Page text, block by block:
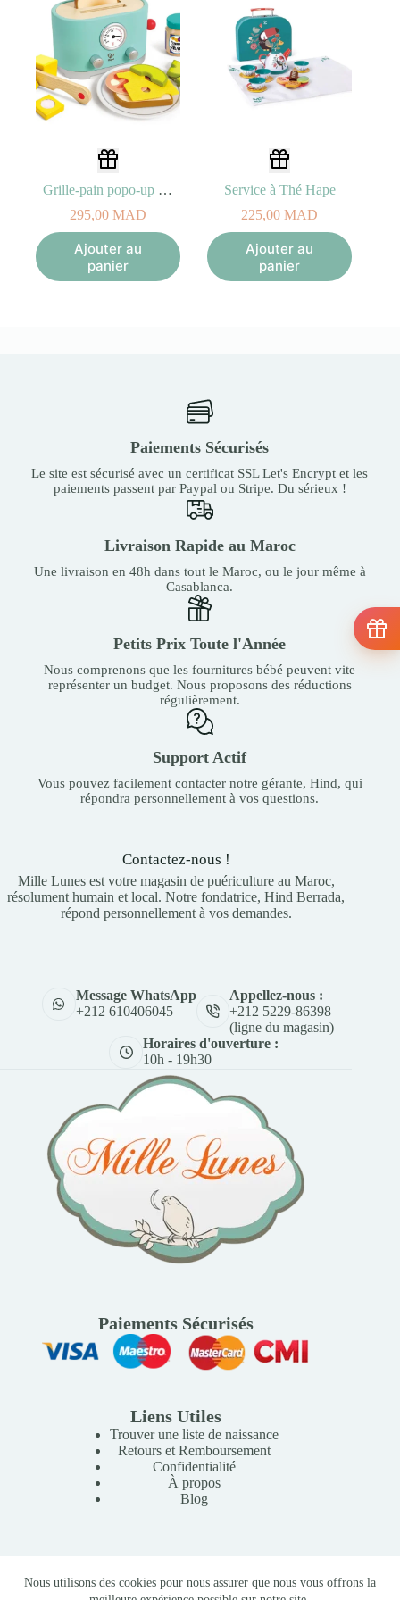
Nous utilisons des cookies pour nous assurer que nous vous offrons la
Grille-pain popo-up « Ding »
295,00 MAD
Ajouter au
panier
Service à Thé Hape
225,00 MAD
Ajouter au
panier
Paiements Sécurisés
Le site est sécurisé avec un certificat SSL Let's Encrypt et les
paiements passent par Paypal ou Stripe. Du sérieux !
Livraison Rapide au Maroc
Une livraison en 48h dans tout le Maroc, ou le jour même à
Casablanca.
Petits Prix Toute l'Année
Nous comprenons que les fournitures bébé peuvent vite
représenter un budget. Nous proposons des réductions
régulièrement.
Support Actif
Vous pouvez facilement contacter notre gérante, Hind, qui
répondra personnellement à vos questions.
Contactez-nous !
Mille Lunes est votre magasin de puériculture au Maroc,
résolument humain et local. Notre fondatrice, Hind Berrada,
répond personnellement à vos demandes.
Message WhatsApp
+212 610406045
Appellez-nous :
+212 5229-86398
(ligne du magasin)
Horaires d'ouverture :
10h - 19h30
Paiements Sécurisés
Liens Utiles
Trouver une liste de naissance
Retours et Remboursement
Confidentialité
À propos
Blog
Copyright © 2026 Mille Lunes - Création du site :
Baptiste
-Conditions Générales de Vente